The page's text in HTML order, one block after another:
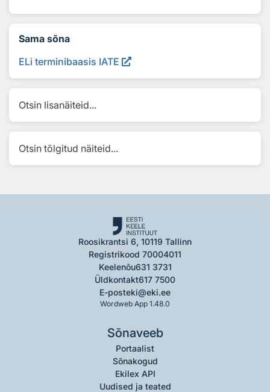
Sama sõna
ELi terminibaasis IATE
Otsin lisanäiteid...
Otsin tõlgitud näiteid...
Roosikrantsi 6, 10119 Tallinn
Registrikood 70004011
Keelenõu631 3731
Üldkontakt617 7500
E-posteki@eki.ee
Wordweb App 1.48.0
Sõnaveeb
Portaalist
Sõnakogud
Ekilex API
Uudised ja teated